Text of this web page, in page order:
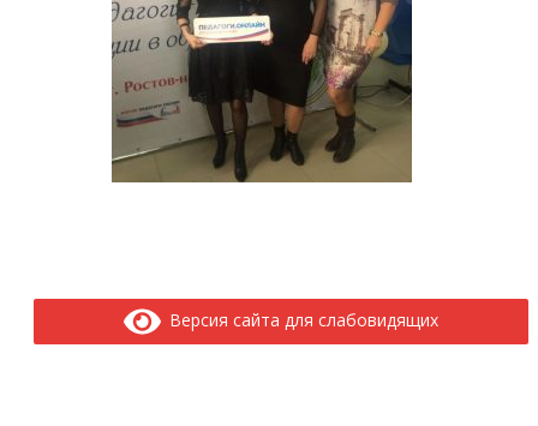
Версия сайта для слабовидящих